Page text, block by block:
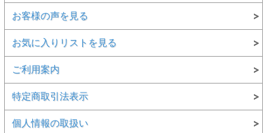
お客様の声を見る
お気に入りリストを見る
ご利用案内
特定商取引法表示
個人情報の取扱い